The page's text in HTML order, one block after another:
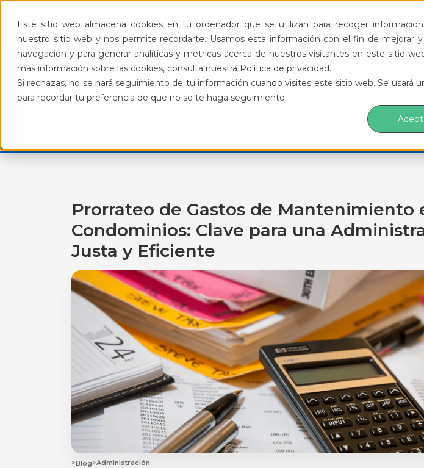
Este sitio web almacena cookies en tu ordenador que se utilizan para recoger
nuestro sitio web y nos permite recordarte. Usamos esta información con el fin de mejorar
navegación y para generar analíticas y métricas acerca de nuestros visitantes en este sitio
más información sobre las cookies, consulta nuestra Política de privacidad.
Si rechazas, no se hará seguimiento de tu información cuando visites este sitio web. Se usará
para recordar tu preferencia de que no se te haga seguimiento.
Productos Funcionalidades
BlogFeliz
Prorrateo de Gastos de Mantenimiento
Condominios: Clave para una
Justa y Eficiente
>Blog>Administración